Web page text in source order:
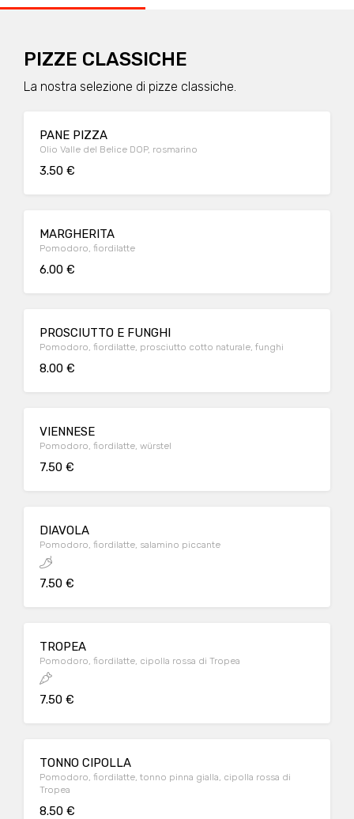
PIZZE CLASSICHE
La nostra selezione di pizze classiche.
PANE PIZZA
Olio Valle del Belice DOP, rosmarino
3.50 €
MARGHERITA
Pomodoro, fiordilatte
6.00 €
PROSCIUTTO E FUNGHI
Pomodoro, fiordilatte, prosciutto cotto naturale, funghi
8.00 €
VIENNESE
Pomodoro, fiordilatte, würstel
7.50 €
DIAVOLA
Pomodoro, fiordilatte, salamino piccante
7.50 €
TROPEA
Pomodoro, fiordilatte, cipolla rossa di Tropea
7.50 €
TONNO CIPOLLA
Pomodoro, fiordilatte, tonno pinna gialla, cipolla rossa di
Tropea
8.50 €